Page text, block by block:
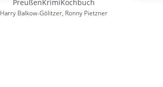
PreußenKrimiKochbuch
Harry Balkow-Gölitzer, Ronny Pietzner